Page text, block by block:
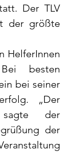
Der TLV
der größte
HelferInnen
besten
bei seiner
„Der
der
der